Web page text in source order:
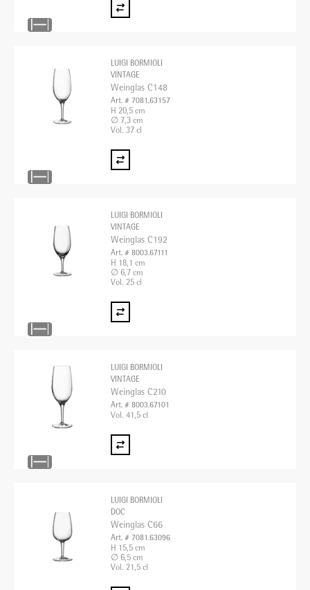
LUIGI BORMIOLI
VINTAGE
Weinglas C148
Art. # 7081.63157
H 20,5 cm
∅ 7,3 cm
Vol. 37 cl
LUIGI BORMIOLI
VINTAGE
Weinglas C192
Art. # 8003.67111
H 18,1 cm
∅ 6,7 cm
Vol. 25 cl
LUIGI BORMIOLI
VINTAGE
Weinglas C210
Art. # 8003.67101
Vol. 41,5 cl
LUIGI BORMIOLI
DOC
Weinglas C66
Art. # 7081.63096
H 15,5 cm
∅ 6,5 cm
Vol. 21,5 cl